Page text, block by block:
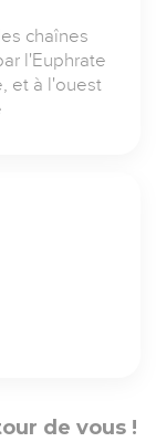
chaînes
l'Euphrate
et à l'ouest
de vous !